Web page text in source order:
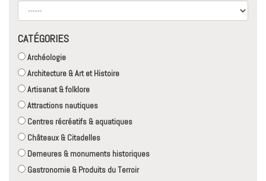
CATÉGORIES
Archéologie
Architecture & Art et Histoire
Artisanat & folklore
Attractions nautiques
Centres récréatifs & aquatiques
Châteaux & Citadelles
Demeures & monuments historiques
Gastronomie & Produits du Terroir